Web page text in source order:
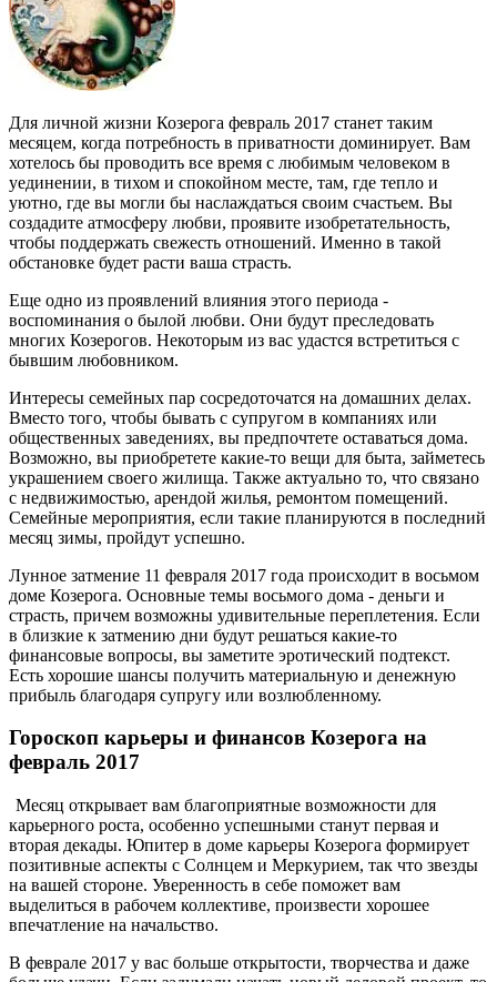
Для личной жизни Козерога февраль 2017 станет таким
месяцем, когда потребность в приватности доминирует. Вам
хотелось бы проводить все время с любимым человеком в
уединении, в тихом и спокойном месте, там, где тепло и
уютно, где вы могли бы наслаждаться своим счастьем. Вы
создадите атмосферу любви, проявите изобретательность,
чтобы поддержать свежесть отношений. Именно в такой
обстановке будет расти ваша страсть.
Еще одно из проявлений влияния этого периода -
воспоминания о былой любви. Они будут преследовать
многих Козерогов. Некоторым из вас удастся встретиться с
бывшим любовником.
Интересы семейных пар сосредоточатся на домашних делах.
Вместо того, чтобы бывать с супругом в компаниях или
общественных заведениях, вы предпочтете оставаться дома.
Возможно, вы приобретете какие-то вещи для быта, займетесь
украшением своего жилища. Также актуально то, что связано
с недвижимостью, арендой жилья, ремонтом помещений.
Семейные мероприятия, если такие планируются в последний
месяц зимы, пройдут успешно.
Лунное затмение 11 февраля 2017 года происходит в восьмом
доме Козерога. Основные темы восьмого дома - деньги и
страсть, причем возможны удивительные переплетения. Если
в близкие к затмению дни будут решаться какие-то
финансовые вопросы, вы заметите эротический подтекст.
Есть хорошие шансы получить материальную и денежную
прибыль благодаря супругу или возлюбленному.
Гороскоп карьеры и финансов Козерога на
февраль 2017
Месяц открывает вам благоприятные возможности для
карьерного роста, особенно успешными станут первая и
вторая декады. Юпитер в доме карьеры Козерога формирует
позитивные аспекты с Солнцем и Меркурием, так что звезды
на вашей стороне. Уверенность в себе поможет вам
выделиться в рабочем коллективе, произвести хорошее
впечатление на начальство.
В феврале 2017 у вас больше открытости, творчества и даже